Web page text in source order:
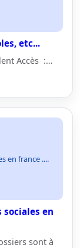
etc...
Accès :…
en france ....
en
sont à